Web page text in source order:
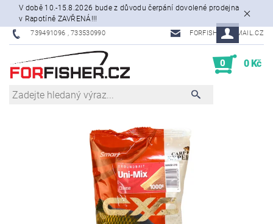
V době 10.-15.8.2026 bude z důvodu čerpání dovolené prodejna
v Rapotíně ZAVŘENÁ!!!
739491096 , 733530990 FORFISHER@EMAIL.CZ
0 0 Kč